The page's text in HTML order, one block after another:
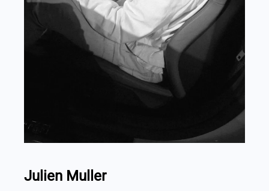
Julien Muller